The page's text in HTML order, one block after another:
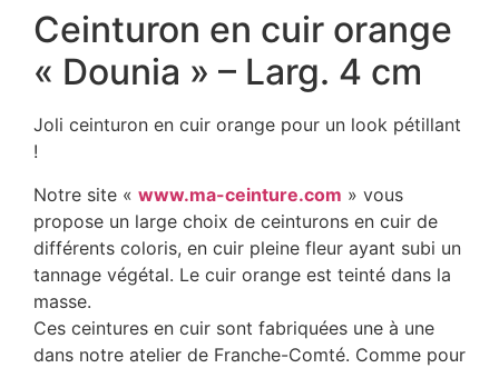
Ceinturon en cuir orange
« Dounia » – Larg. 4 cm
Joli ceinturon en cuir orange pour un look pétillant
!
Notre site « www.ma-ceinture.com » vous
propose un large choix de ceinturons en cuir de
différents coloris, en cuir pleine fleur ayant subi un
tannage végétal. Le cuir orange est teinté dans la
masse.
Ces ceintures en cuir sont fabriquées une à une
dans notre atelier de Franche-Comté. Comme pour